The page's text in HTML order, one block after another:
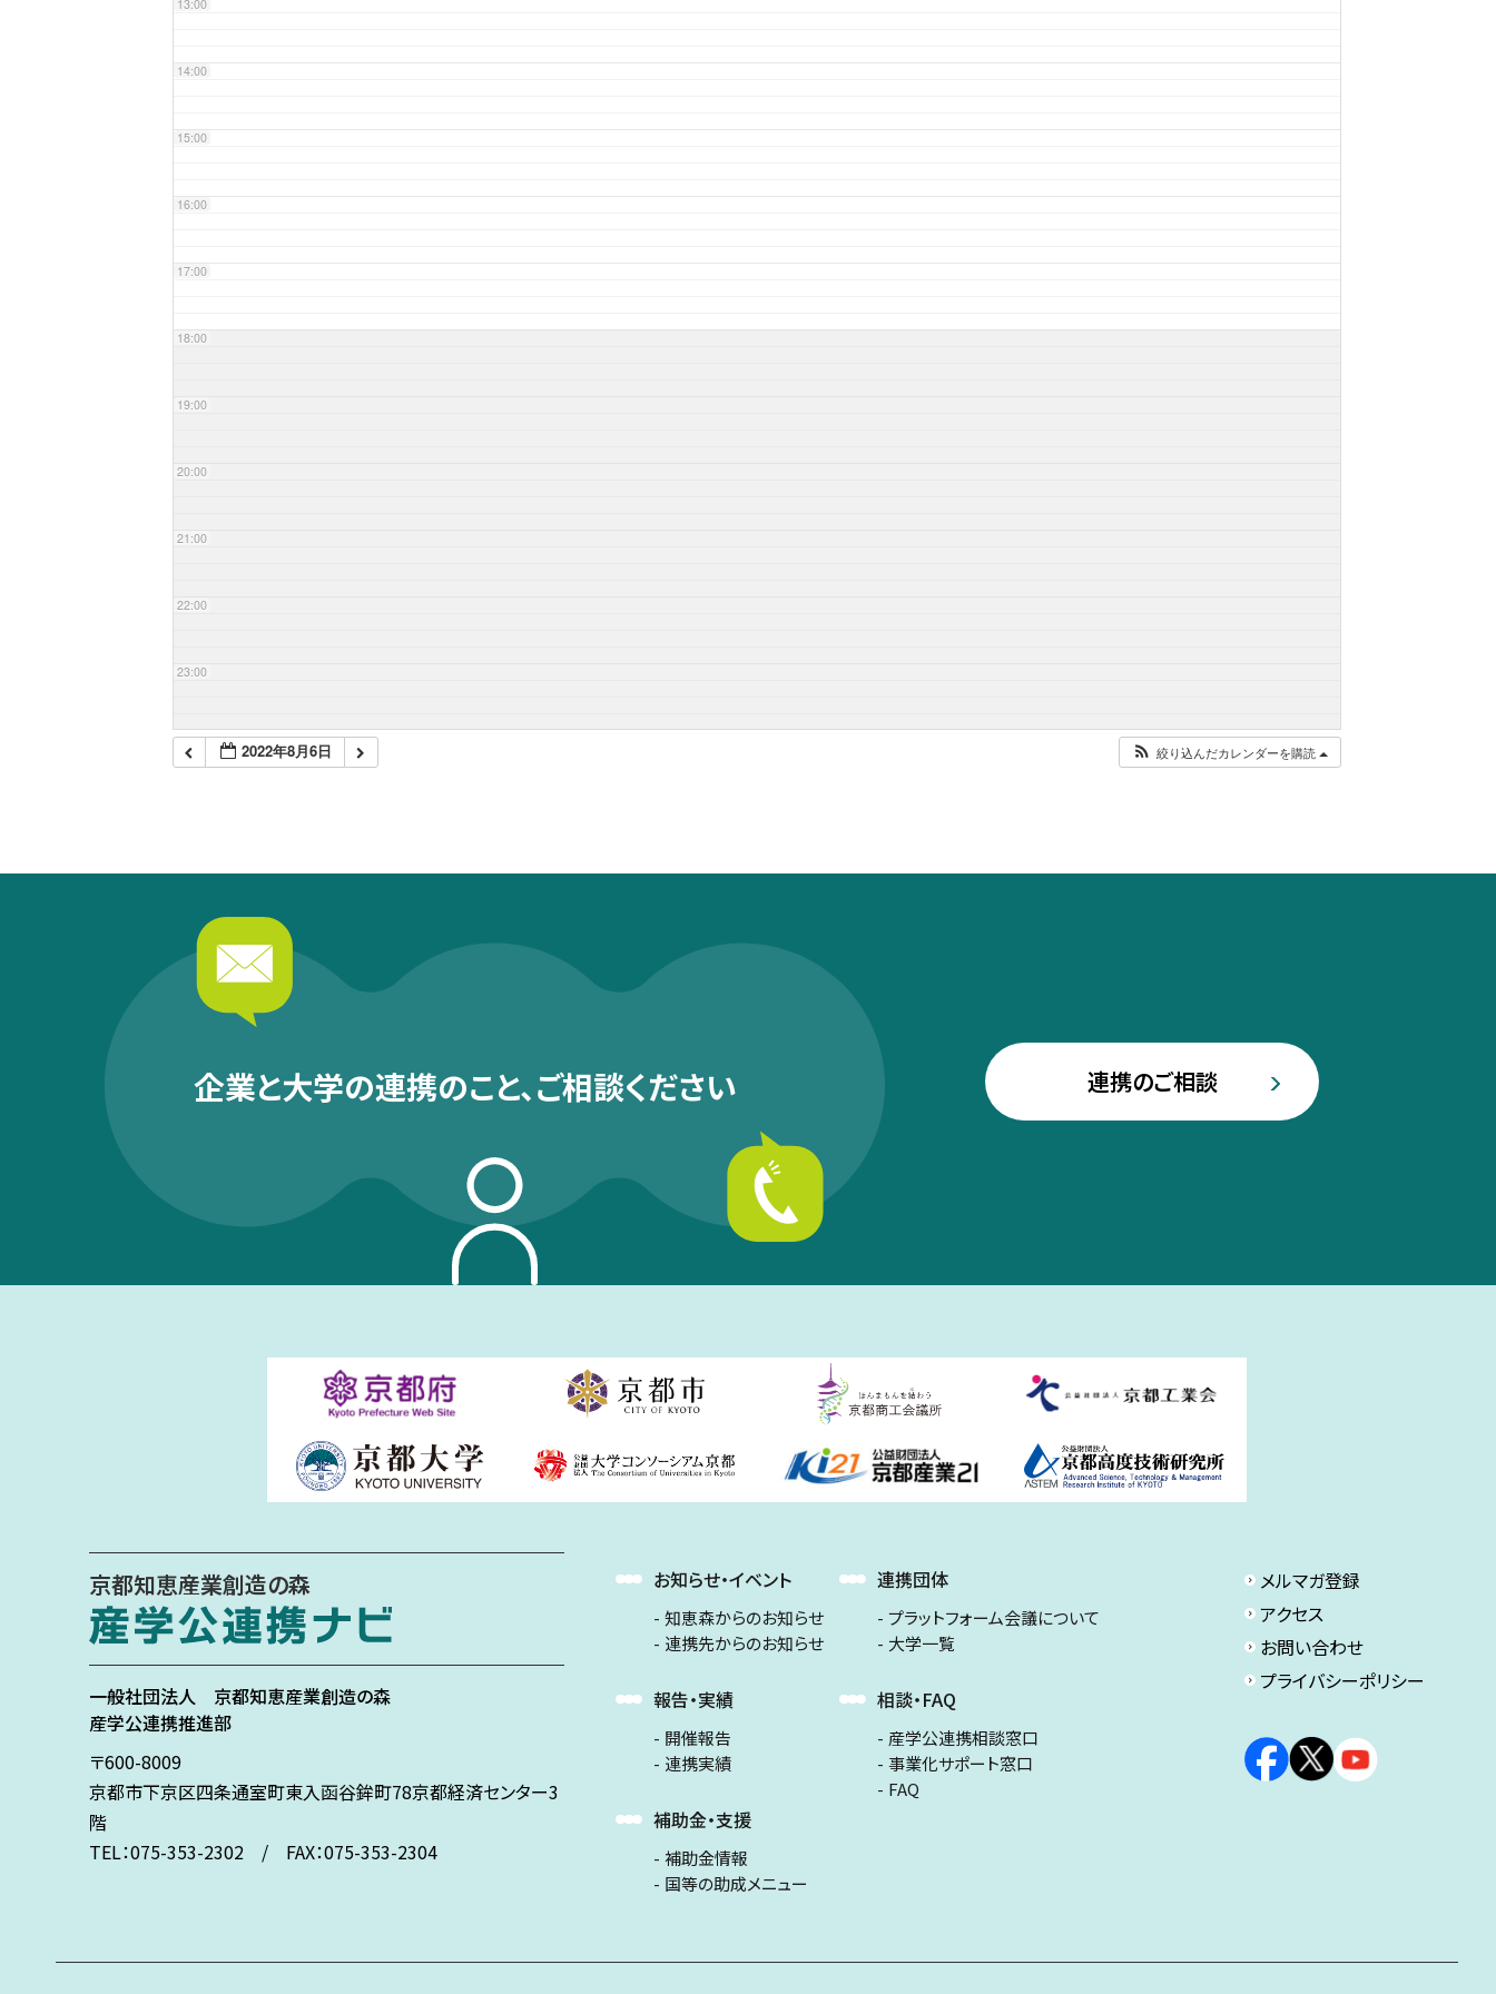
13:00
14:00
15:00
16:00
17:00
18:00
19:00
20:00
21:00
22:00
23:00
2022年8月6日 絞り込んだカレンダーを購読
企業と大学の連携のこと、ご相談ください 連携のご相談
京都知恵産業創造の森
一般社団法人 京都知恵産業創造の森
産学公連携推進部
〒600-8009
京都市下京区四条通室町東入函谷鉾町78京都経済センター3
階
TEL：075-353-2302 / FAX：075-353-2304
お知らせ・イベント
知恵森からのお知らせ
連携先からのお知らせ
報告・実績
開催報告
連携実績
補助金・支援
補助金情報
国等の助成メニュー
連携団体
プラットフォーム会議について
大学一覧
相談・FAQ
産学公連携相談窓口
事業化サポート窓口
FAQ
メルマガ登録
アクセス
お問い合わせ
プライバシーポリシー